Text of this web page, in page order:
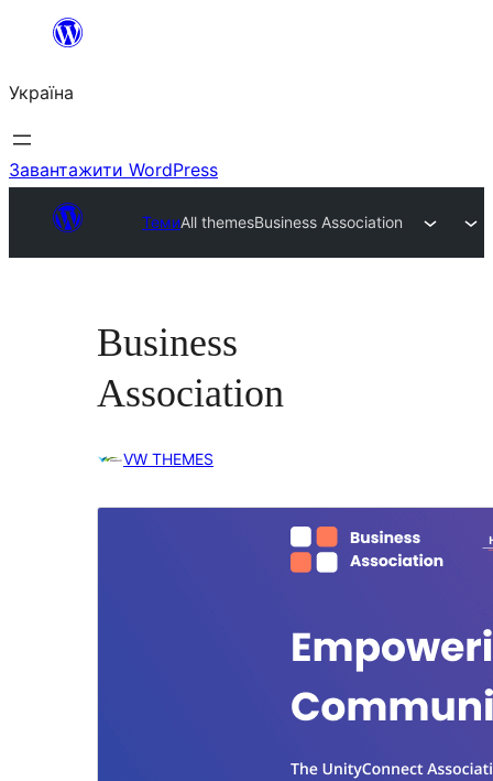
Перейти
вмісту
Україна
Завантажити WordPress
ТемиAll themesBusiness Association
Business
Association
VW THEMES